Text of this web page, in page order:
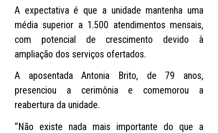
A expectativa é que a unidade mantenha uma
média superior a 1.500 atendimentos mensais,
com potencial de crescimento devido à
ampliação dos serviços ofertados.
A aposentada Antonia Brito, de 79 anos,
presenciou a cerimônia e comemorou a
reabertura da unidade.
“Não existe nada mais importante do que a